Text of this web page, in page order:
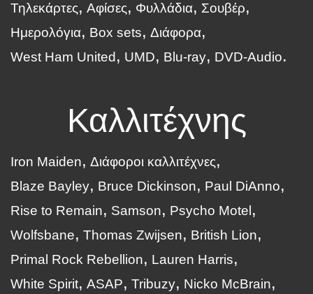
Τηλεκάρτες
Αφίσες Φυλλάδια
Σουβέρ
Ημερολόγια
Box sets
Διάφορα
West Ham United
UMD Blu-ray DVD-Audio
Καλλιτέχνης
Iron Maiden
Διάφοροι καλλιτέχνες
Blaze Bayley
Bruce Dickinson
Paul DiAnno
Rise to Remain
Samson
Psycho Motel
Wolfsbane
Thomas Zwijsen
British Lion
Primal Rock Rebellion
Lauren Harris
White Spirit ASAP Tribuzy
Nicko McBrain